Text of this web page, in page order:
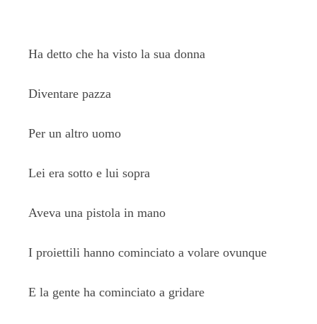
Ha detto che ha visto la sua donna
Diventare pazza
Per un altro uomo
Lei era sotto e lui sopra
Aveva una pistola in mano
I proiettili hanno cominciato a volare ovunque
E la gente ha cominciato a gridare